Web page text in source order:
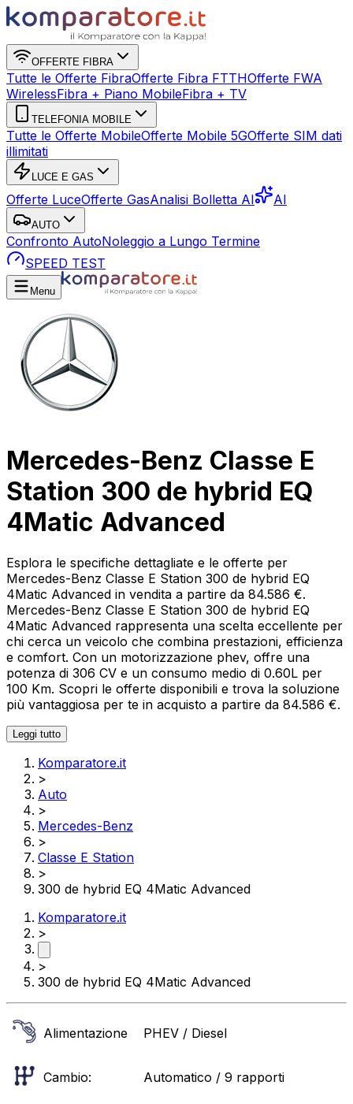
OFFERTE FIBRA
Tutte le Offerte FibraOfferte Fibra FTTHOfferte FWA
WirelessFibra + Piano MobileFibra + TV
TELEFONIA MOBILE
Tutte le Offerte MobileOfferte Mobile 5GOfferte SIM dati
illimitati
LUCE E GAS
Offerte LuceOfferte GasAnalisi Bolletta AI AI
AUTO
Confronto AutoNoleggio a Lungo Termine
SPEED TEST
Menu
Mercedes-Benz Classe E
Station 300 de hybrid EQ
4Matic Advanced
Esplora le specifiche dettagliate e le offerte per
Mercedes-Benz Classe E Station 300 de hybrid EQ
4Matic Advanced in vendita a partire da 84.586 €.
Mercedes-Benz Classe E Station 300 de hybrid EQ
4Matic Advanced rappresenta una scelta eccellente per
chi cerca un veicolo che combina prestazioni, efficienza
e comfort. Con un motorizzazione phev, offre una
potenza di 306 CV e un consumo medio di 0.60L per
100 Km. Scopri le offerte disponibili e trova la soluzione
più vantaggiosa per te in acquisto a partire da 84.586 €.
Leggi tutto
Komparatore.it
>
Auto
>
Mercedes-Benz
>
Classe E Station
>
300 de hybrid EQ 4Matic Advanced
Komparatore.it
>
>
300 de hybrid EQ 4Matic Advanced
Alimentazione PHEV / Diesel
Cambio: Automatico / 9 rapporti